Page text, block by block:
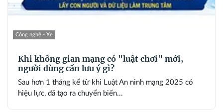
Công nghệ - Xe
Khi không gian mạng có "luật chơi" mới,
người dùng cần lưu ý gì?
Sau hơn 1 tháng kể từ khi Luật An ninh mạng 2025 có
hiệu lực, đã tạo ra chuyển biến...